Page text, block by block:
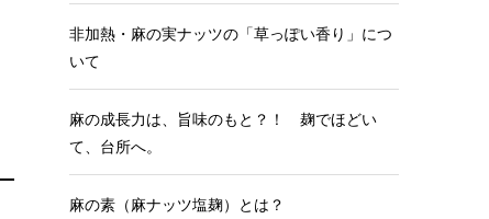
非加熱・麻の実ナッツの「草っぽい香り」につ
いて
麻の成長力は、旨味のもと？！ 麹でほどい
て、台所へ。
麻の素（麻ナッツ塩麹）とは？